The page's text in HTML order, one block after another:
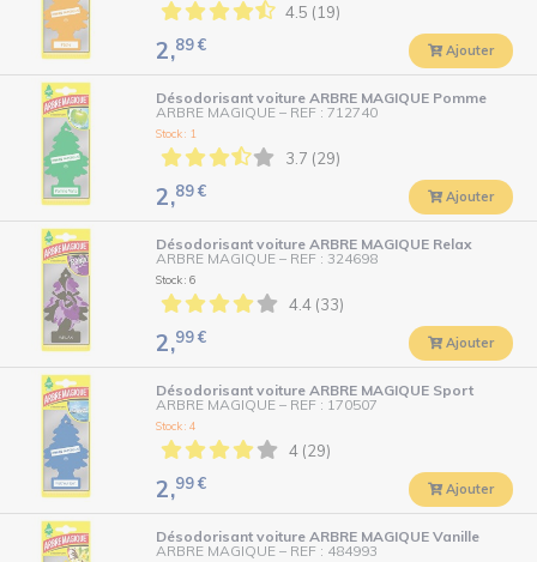
4.5 (19)
2,89€ Ajouter
Désodorisant voiture ARBRE MAGIQUE Pomme
ARBRE MAGIQUE – REF : 712740
Stock : 1
3.7 (29)
2,89€ Ajouter
Désodorisant voiture ARBRE MAGIQUE Relax
ARBRE MAGIQUE – REF : 324698
Stock : 6
4.4 (33)
2,99€ Ajouter
Désodorisant voiture ARBRE MAGIQUE Sport
ARBRE MAGIQUE – REF : 170507
Stock : 4
4 (29)
2,99€ Ajouter
Désodorisant voiture ARBRE MAGIQUE Vanille
ARBRE MAGIQUE – REF : 484993